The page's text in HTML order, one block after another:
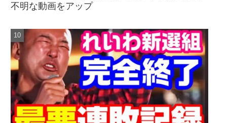
不明な動画をアップ